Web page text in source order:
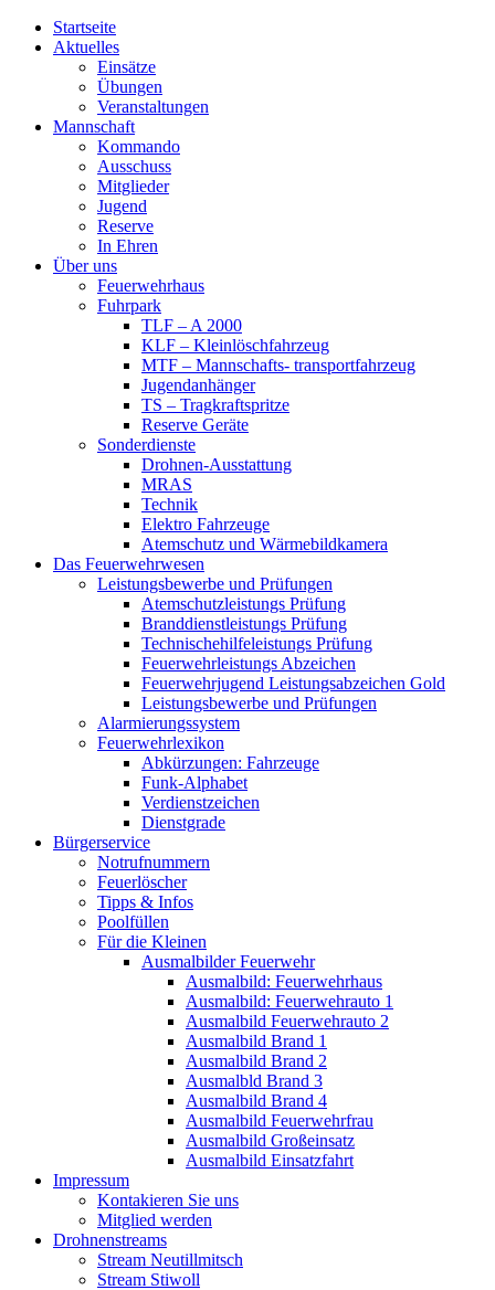
Startseite
Aktuelles
Einsätze
Übungen
Veranstaltungen
Mannschaft
Kommando
Ausschuss
Mitglieder
Jugend
Reserve
In Ehren
Über uns
Feuerwehrhaus
Fuhrpark
TLF – A 2000
KLF – Kleinlöschfahrzeug
MTF – Mannschafts- transportfahrzeug
Jugendanhänger
TS – Tragkraftspritze
Reserve Geräte
Sonderdienste
Drohnen-Ausstattung
MRAS
Technik
Elektro Fahrzeuge
Atemschutz und Wärmebildkamera
Das Feuerwehrwesen
Leistungsbewerbe und Prüfungen
Atemschutzleistungs Prüfung
Branddienstleistungs Prüfung
Technischehilfeleistungs Prüfung
Feuerwehrleistungs Abzeichen
Feuerwehrjugend Leistungsabzeichen Gold
Leistungsbewerbe und Prüfungen
Alarmierungssystem
Feuerwehrlexikon
Abkürzungen: Fahrzeuge
Funk-Alphabet
Verdienstzeichen
Dienstgrade
Bürgerservice
Notrufnummern
Feuerlöscher
Tipps & Infos
Poolfüllen
Für die Kleinen
Ausmalbilder Feuerwehr
Ausmalbild: Feuerwehrhaus
Ausmalbild: Feuerwehrauto 1
Ausmalbild Feuerwehrauto 2
Ausmalbild Brand 1
Ausmalbild Brand 2
Ausmalbld Brand 3
Ausmalbild Brand 4
Ausmalbild Feuerwehrfrau
Ausmalbild Großeinsatz
Ausmalbild Einsatzfahrt
Impressum
Kontakieren Sie uns
Mitglied werden
Drohnenstreams
Stream Neutillmitsch
Stream Stiwoll